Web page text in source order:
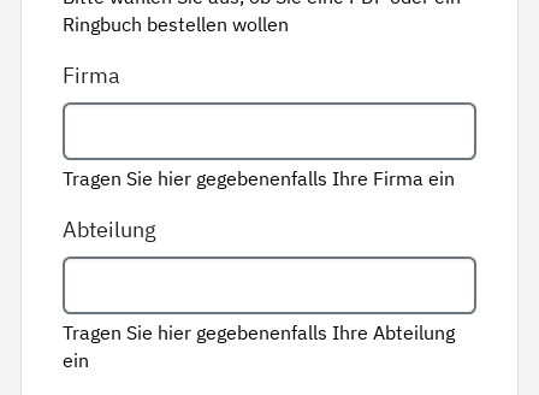
Ringbuch bestellen wollen
Firma
Tragen Sie hier gegebenenfalls Ihre Firma ein
Abteilung
Tragen Sie hier gegebenenfalls Ihre Abteilung
ein